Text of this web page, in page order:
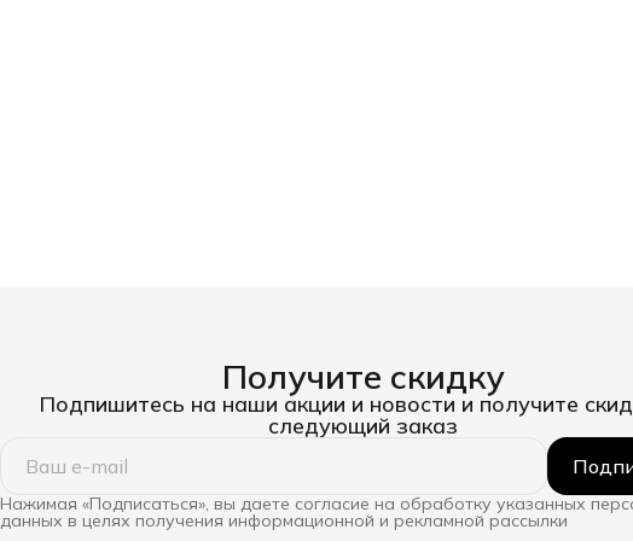
Получите скидку
Подпишитесь на наши акции и новости и получите
следующий заказ
Нажимая «Подписаться», вы даете согласие на обработку указанных
данных в целях получения информационной и рекламной рассылки